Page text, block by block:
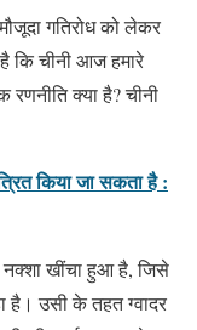
गतिरोध को लेकर
है कि चीनी आज हमारे
क्या है? चीनी
किया जा सकता है :
नक्शा खींचा हुआ है, जिसे
है। उसी के तहत ग्वादर